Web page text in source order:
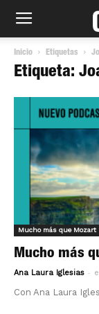
Inicio Etiquetas
Etiqueta:
Mucho más que Mozart
Mucho más
Ana Laura Iglesias -
Con Ana Laura